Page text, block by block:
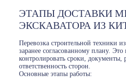
ЭТАПЫ ДОСТАВКИ
ЭКСКАВАТОРА ИЗ
Перевозка строительной техники
заранее согласованному плану. Это
контролировать сроки, документы,
ответственность сторон.
Основные этапы работы: